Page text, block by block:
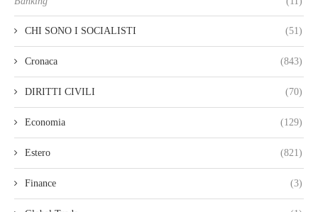
CHI SONO I SOCIALISTI (51)
Cronaca (843)
DIRITTI CIVILI (70)
Economia (129)
Estero (821)
Finance (3)